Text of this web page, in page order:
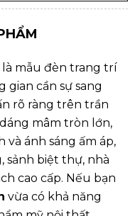
là mẫu đèn trang trí
gian cần sự sang
rõ ràng trên trần
mâm tròn lớn,
và ánh sáng ấm áp,
sảnh biệt thự, nhà
cao cấp. Nếu bạn
vừa có khả năng